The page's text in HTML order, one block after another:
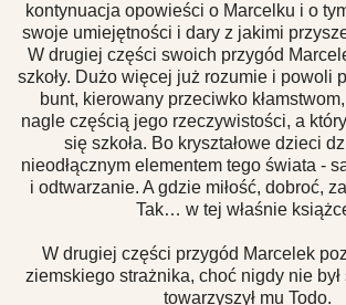
kontynuacja opowieści o Marcelku i o
swoje umiejętności i dary z jakimi
W drugiej części swoich przygód
szkoły. Dużo więcej już rozumie i powoli
bunt, kierowany przeciwko
nagle częścią jego rzeczywistości, a
się szkoła. Bo kryształowe dzieci
nieodłącznym elementem tego świata -
i odtwarzanie. A gdzie miłość, dobroć,
Tak… w tej właśnie
W drugiej części przygód Marcelek
ziemskiego strażnika, choć nigdy nie
towarzyszył mu Todo.